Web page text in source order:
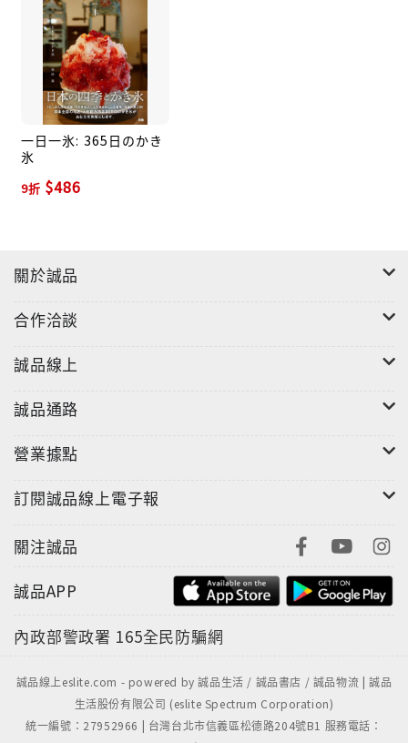
一日一氷: 365日のかき
氷
9折 $486
關於誠品
合作洽談
誠品線上
誠品通路
營業據點
訂閱誠品線上電子報
關注誠品
誠品APP
內政部警政署 165全民防騙網
誠品線上eslite.com - powered by 誠品生活 / 誠品書店 / 誠品物流 | 誠品
生活股份有限公司 (eslite Spectrum Corporation)
統一編號：27952966 | 台灣台北市信義區松德路204號B1 服務電話：